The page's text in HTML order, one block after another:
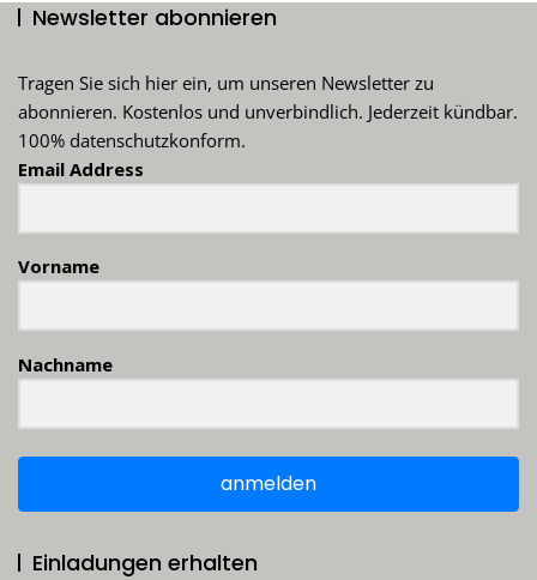
Newsletter abonnieren
Tragen Sie sich hier ein, um unseren Newsletter zu
abonnieren. Kostenlos und unverbindlich. Jederzeit kündbar.
100% datenschutzkonform.
Email Address
Vorname
Nachname
anmelden
Einladungen erhalten